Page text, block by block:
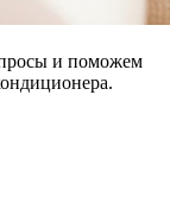
и поможем